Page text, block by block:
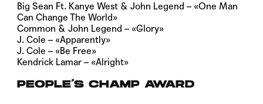
Big Sean Ft. Kanye West & John Legend – «One Man
Can Change The World»
Common & John Legend – «Glory»
J. Cole – «Apparently»
J. Cole – «Be Free»
Kendrick Lamar – «Alright»
PEOPLE’S CHAMP AWARD